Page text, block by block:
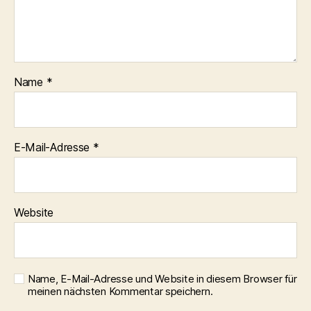
Name *
E-Mail-Adresse *
Website
Name, E-Mail-Adresse und Website in diesem Browser für
meinen nächsten Kommentar speichern.